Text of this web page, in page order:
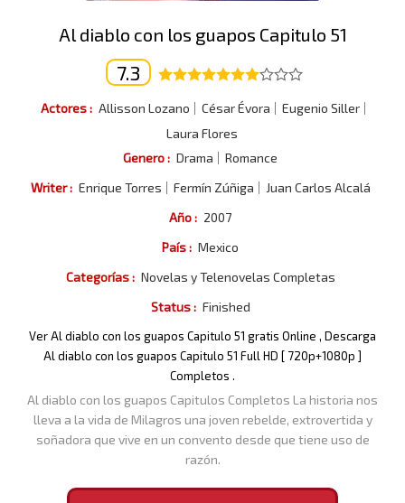
Al diablo con los guapos Capitulo 51
7.3
Actores : Allisson Lozano César Évora
Eugenio Siller
Laura Flores
Genero : Drama
Romance
Writer : Enrique Torres Fermín Zúñiga
Juan Carlos Alcalá
Año : 2007
País : Mexico
Categorías : Novelas y Telenovelas Completas
Status : Finished
Ver Al diablo con los guapos Capitulo 51 gratis Online , Descarga
Al diablo con los guapos Capitulo 51 Full HD [ 720p+1080p ]
Completos .
Al diablo con los guapos Capitulos Completos La historia nos
lleva a la vida de Milagros una joven rebelde, extrovertida y
soñadora que vive en un convento desde que tiene uso de
razón.